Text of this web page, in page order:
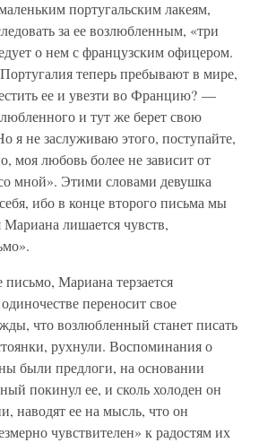
португальским лакеям,
за ее возлюбленным, «три
о нем с французским офицером.
теперь пребывают в мире,
ее и увезти во Францию? —
и тут же берет свою
я не заслуживаю этого, поступайте,
моя любовь более не зависит от
мной». Этими словами девушка
ибо в конце второго письма мы
Мариана лишается чувств,
Мариана терзается
переносит свое
что возлюбленный станет писать
рухнули. Воспоминания о
были предлоги, на основании
покинул ее, и сколь холоден он
наводят ее на мысль, что он
чувствителен» к радостям их